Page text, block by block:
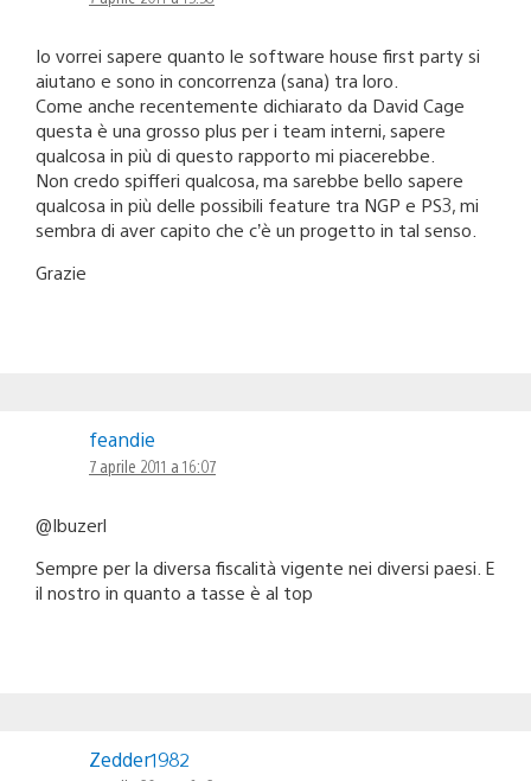
Io vorrei sapere quanto le software house first party si
aiutano e sono in concorrenza (sana) tra loro.
Come anche recentemente dichiarato da David Cage
questa è una grosso plus per i team interni, sapere
qualcosa in più di questo rapporto mi piacerebbe.
Non credo spifferi qualcosa, ma sarebbe bello sapere
qualcosa in più delle possibili feature tra NGP e PS3, mi
sembra di aver capito che c’è un progetto in tal senso.
Grazie
feandie
7 aprile 2011 a 16:07
@Ibuzerl
Sempre per la diversa fiscalità vigente nei diversi paesi. E
il nostro in quanto a tasse è al top
Zedder1982